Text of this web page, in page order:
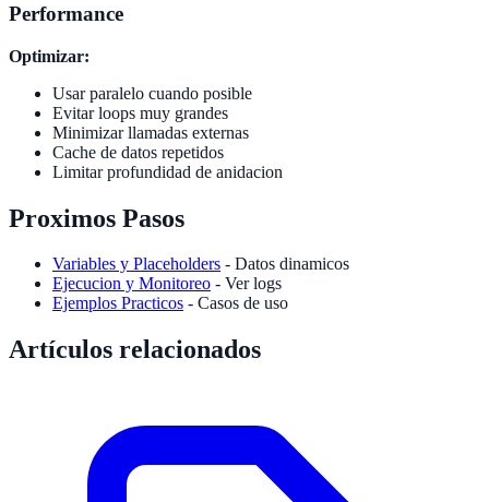
Performance
Optimizar:
Usar paralelo cuando posible
Evitar loops muy grandes
Minimizar llamadas externas
Cache de datos repetidos
Limitar profundidad de anidacion
Proximos Pasos
Variables y Placeholders - Datos dinamicos
Ejecucion y Monitoreo - Ver logs
Ejemplos Practicos - Casos de uso
Artículos relacionados